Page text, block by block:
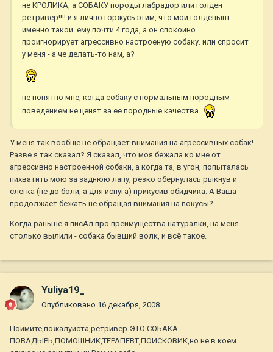
не КРОЛИКА, а СОБАКУ породы лабрадор или голден
ретривер!!!! и я лично горжусь этим, что мой голденыш
именно такой. ему почти 4 года, а он спокойно
проигнорирует агрессивно настроеную собаку. или спросит
у меня - а че делать-то нам, а?
не понятно мне, когда собаку с нормальным породным
поведением не ценят за ее породные качества
У меня так вообще не обращает внимания на агрессивных собак!
Разве я так сказал? Я сказал, что моя бежала ко мне от
агрессивно настроенной собаки, а когда та, в угон, попыталась
пихватить мою за заднюю лапу, резко обернулась рыкнув и
слегка (не до боли, а для испуга) прикусив обидчика. А Ваша
продолжает бежать не обращая внимания на покусы?
Когда раньше я писАл про преимущества натуралки, на меня
столько вылили - собака бывший волк, и всё такое.
Yuliya19_
Опубликовано 16 декабря, 2008
Поймите,пожалуйста,ретривер-ЭТО СОБАКА
ПОВАДЫРЬ,ПОМОШНИК,ТЕРАПЕВТ,ПОИСКОВИК,но не в коем